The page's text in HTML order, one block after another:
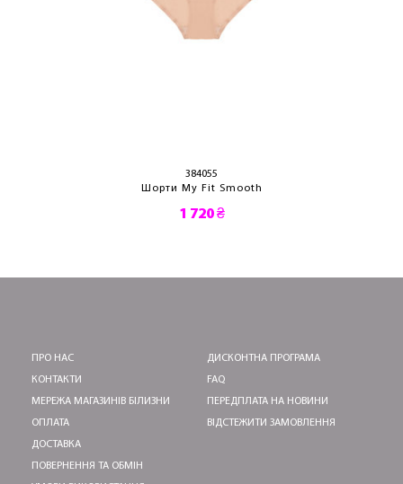
384055
Шорти My Fit Smooth
1 720 ₴
ПРО НАС
КОНТАКТИ
МЕРЕЖА МАГАЗИНІВ БІЛИЗНИ
ОПЛАТА
ДОСТАВКА
ПОВЕРНЕННЯ ТА ОБМІН
ДИСКОНТНА ПРОГРАМА
FAQ
ПЕРЕДПЛАТА НА НОВИНИ
ВІДСТЕЖИТИ ЗАМОВЛЕННЯ